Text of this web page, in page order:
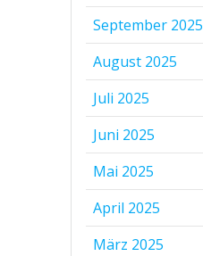
September 2025
August 2025
Juli 2025
Juni 2025
Mai 2025
April 2025
März 2025